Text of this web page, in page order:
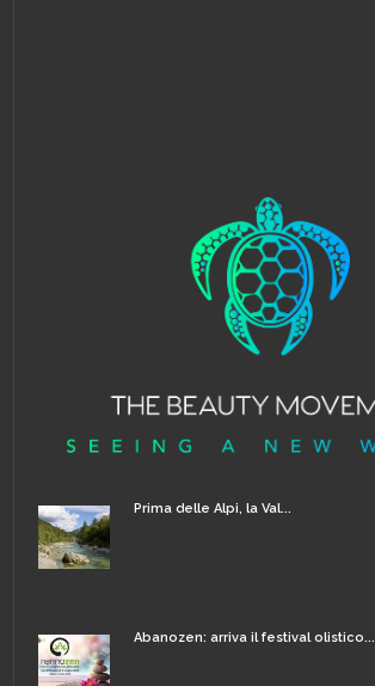
Prima delle Alpi, la Val...
Abanozen: arriva il festival olistico...